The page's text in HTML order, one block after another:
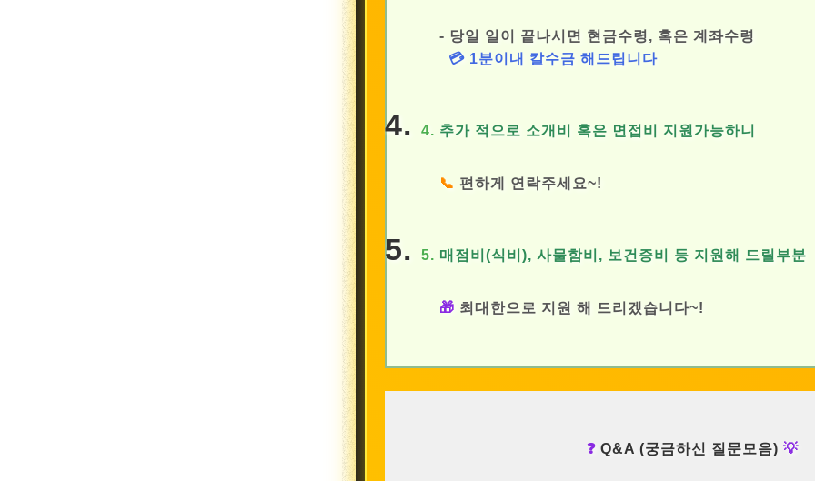
- 당일 일이 끝나시면 현금수령, 혹은 계좌수령
💳 1분이내 칼수금 해드립니다
4. 추가 적으로 소개비 혹은 면접비 지원가능하니
📞 편하게 연락주세요~!
5. 매점비(식비), 사물함비, 보건증비 등 지원해 드릴부분
🎁 최대한으로 지원 해 드리겠습니다~!
❓Q&A (궁금하신 질문모음) 💡